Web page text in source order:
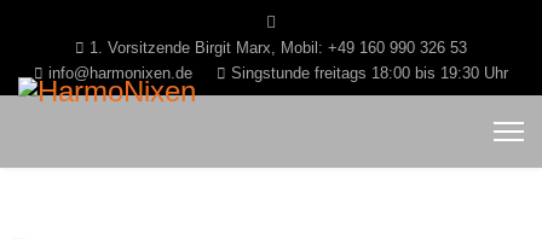
1. Vorsitzende Birgit Marx, Mobil: +49 160 990 326 53
info@harmonixen.de
Singstunde freitags 18:00 bis 19:30 Uhr